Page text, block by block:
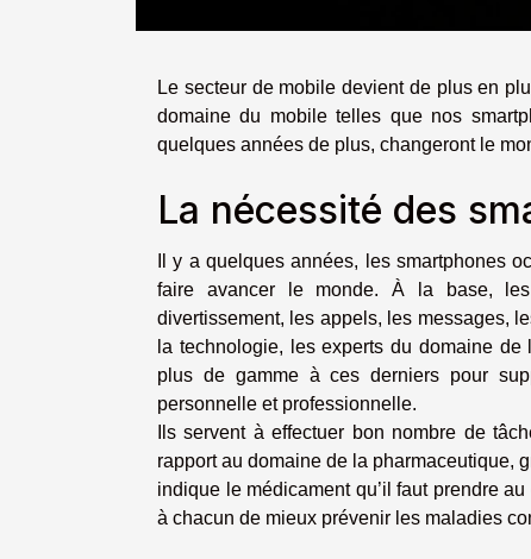
Le secteur de mobile devient de plus en
domaine du mobile telles que nos
quelques années de plus, changeront le
La nécessité des
Il y a quelques années, les smartphones
faire avancer le monde. À la base,
divertissement, les appels, les messages,
la technologie, les experts du domaine
plus de gamme à ces derniers pour
personnelle et professionnelle.
Ils servent à effectuer bon nombre de
rapport au domaine de la pharmaceutique,
indique le médicament qu’il faut prendre
à chacun de mieux prévenir les maladies